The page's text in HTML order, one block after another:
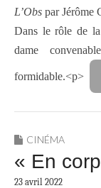
L’Obs par Jérôme
Dans le rôle de
dame
formidable.<p>
CINÉMA
« En
23 avril 2022